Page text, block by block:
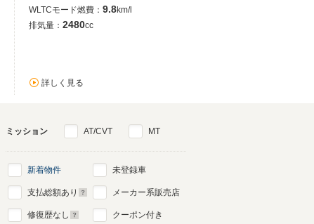
WLTCモード燃費： 9.8km/l
排気量： 2480cc
詳しく見る
ミッション AT/CVT MT
新着物件
支払総額あり
修復歴なし
未登録車
メーカー系販売店
クーポン付き